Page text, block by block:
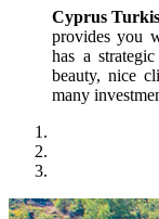
Cyprus
provides you
has a
beauty, nice
many